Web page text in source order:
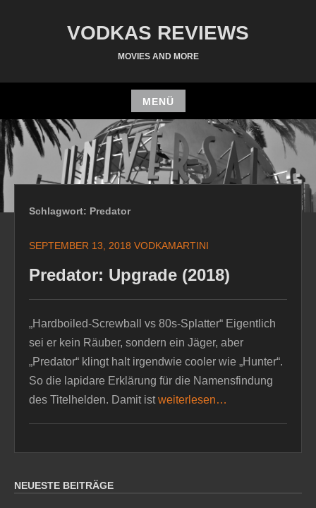
VODKAS REVIEWS
MOVIES AND MORE
MENÜ
Zum
Inhalt
springen
Schlagwort: Predator
SEPTEMBER 13, 2018 VODKAMARTINI
Predator: Upgrade (2018)
„Hardboiled-Screwball vs 80s-Splatter“ Eigentlich
sei er kein Räuber, sondern ein Jäger, aber
„Predator“ klingt halt irgendwie cooler wie „Hunter“.
So die lapidare Erklärung für die Namensfindung
des Titelhelden. Damit istweiterlesen…
NEUESTE BEITRÄGE